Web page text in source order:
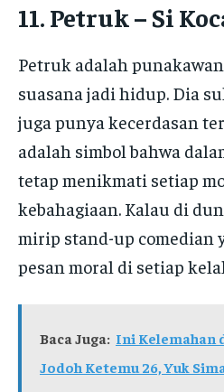
11. Petruk – Si
Petruk adalah
suasana jadi hidup. Dia
juga punya kecerdasan
adalah simbol bahwa
tetap menikmati setiap
kebahagiaan. Kalau di
mirip stand-up comedian
pesan moral di setiap
Baca Juga: Ini Kelemahan
Jodoh Ketemu 26, Yuk